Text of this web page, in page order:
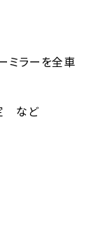
ミラーを全車
など